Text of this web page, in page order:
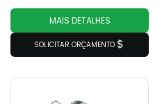
MAIS DETALHES
SOLICITAR ORÇAMENTO